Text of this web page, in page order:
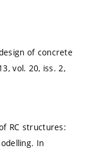
of concrete
vol. 20, iss. 2,
RC structures:
In